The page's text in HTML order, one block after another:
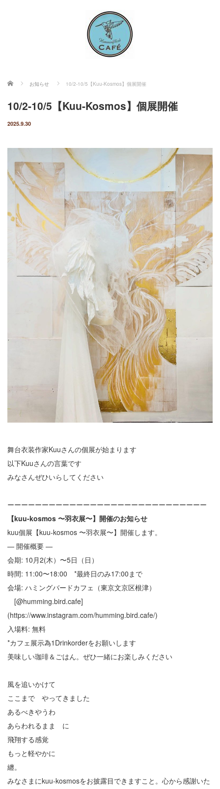
ホーム お知らせ 10/2-10/5【Kuu-Kosmos】個展開催
10/2-10/5【Kuu-Kosmos】個展開催
2025.9.30
舞台衣装作家Kuuさんの個展が始まります
以下Kuuさんの言葉です
みなさんぜひいらしてください
ーーーーーーーーーーーーーーーーーーーーーーーーーーーーー
【kuu-kosmos 〜羽衣展〜】開催のお知らせ
kuu個展【kuu-kosmos 〜羽衣展〜】開催します。
— 開催概要 —
会期: 10月2(木）〜5日（日）
時間: 11:00〜18:00 *最終日のみ17:00まで
会場: ハミングバードカフェ（東京文京区根津）
[@humming.bird.cafe]
(https://www.instagram.com/humming.bird.cafe/)
入場料: 無料
*カフェ展示為1Drinkorderをお願いします
美味しい珈琲＆ごはん。ぜひ一緒にお楽しみください
風を追いかけて
ここまで やってきました
あるべきやうわ
あらわれるまま に
飛翔する感覚
もっと軽やかに
纏。
みなさまにkuu-kosmosをお披露目できますこと。心から感謝いた